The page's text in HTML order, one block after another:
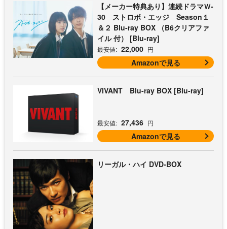
【メーカー特典あり】連続ドラマＷ-
30 ストロボ・エッジ Season１
＆２ Blu-ray BOX （B6クリアファ
イル 付） [Blu-ray]
最安値: 22,000 円
Amazonで見る
VIVANT Blu-ray BOX [Blu-ray]
最安値: 27,436 円
Amazonで見る
リーガル・ハイ DVD-BOX